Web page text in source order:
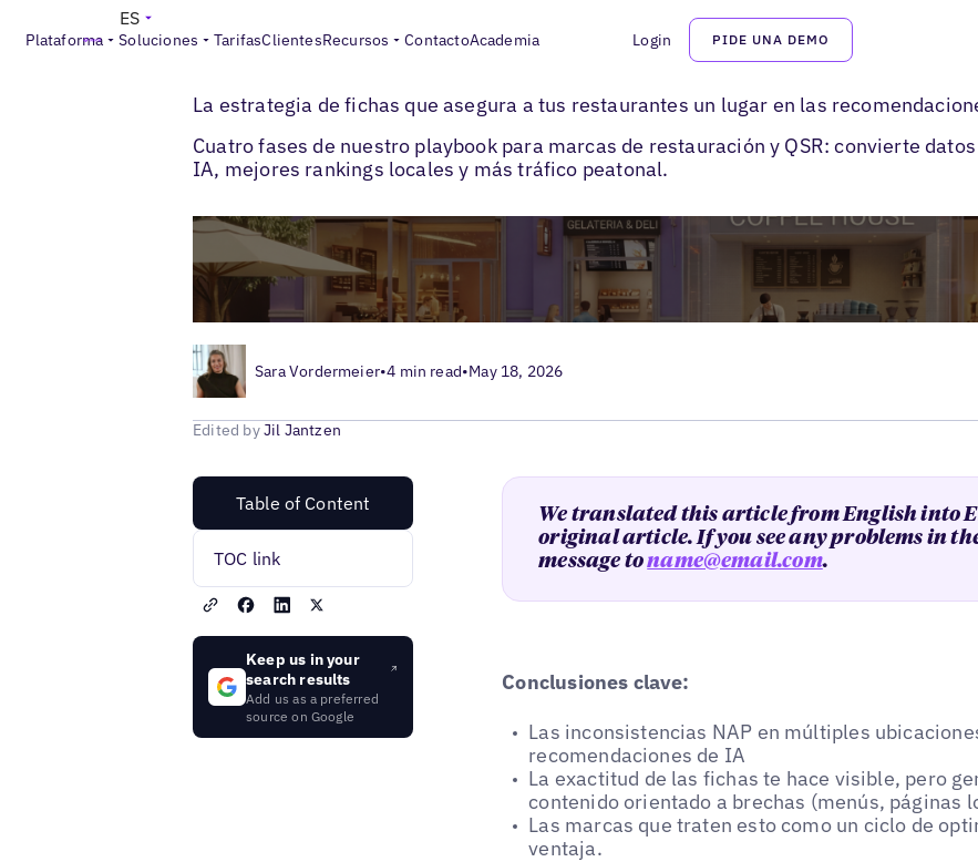
Plataforma Soluciones TarifasClientesRecursos ContactoAcademia Login PIDE UNA DEMO
ES
Blogs > Optimización de fichas locales> Gestionar fichas de restaurantes
La estrategia de fichas que asegura a tus restaurantes un lugar en las
Cuatro fases de nuestro playbook para marcas de restauración y QSR: convierte
IA, mejores rankings locales y más tráfico peatonal.
Sara Vordermeier•4 min read•May 18, 2026
Edited byJil Jantzen
Table of Content
TOC link
Keep us in your
search results
Add us as a preferred
source on Google
We translated this article from English into
original article. If you see any problems in
message toname@email.com.
Conclusiones clave:
Las inconsistencias NAP en múltiples
recomendaciones de IA
La exactitud de las fichas te hace visible, pero
contenido orientado a brechas (menús, páginas
Las marcas que traten esto como un ciclo de
ventaja.